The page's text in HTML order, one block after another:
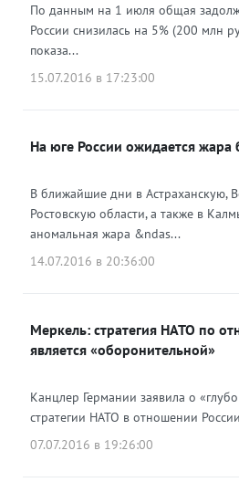
По данным на 1 июля общая
России снизилась на 5% (200 млн
показа...
15.07.2016 в 17:23:00
На юге России ожидается жара
В ближайшие дни в Астраханскую,
Ростовскую области, а также в
аномальная жара &ndas...
14.07.2016 в 20:36:00
Меркель: стратегия НАТО по
является «оборонительной»
Канцлер Германии заявила о
стратегии НАТО в отношении
07.07.2016 в 19:26:00